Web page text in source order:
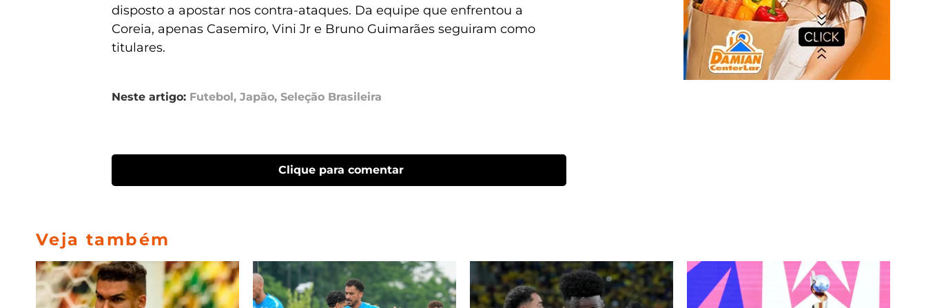
disposto a apostar nos contra-ataques. Da equipe que enfrentou a
Coreia, apenas Casemiro, Vini Jr e Bruno Guimarães seguiram como
titulares.
Neste artigo: Futebol, Japão, Seleção Brasileira
Clique para comentar
Veja também